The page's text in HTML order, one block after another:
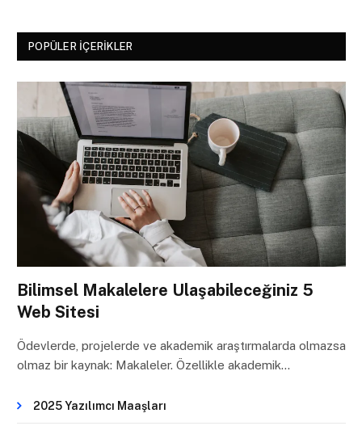
POPÜLER İÇERIKLER
Bilimsel Makalelere Ulaşabileceğiniz 5
Web Sitesi
Ödevlerde, projelerde ve akademik araştırmalarda olmazsa
olmaz bir kaynak: Makaleler. Özellikle akademik…
2025 Yazılımcı Maaşları